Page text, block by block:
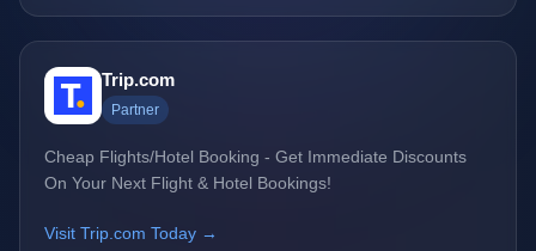
Trip.com
Partner
Cheap Flights/Hotel Booking - Get Immediate Discounts
On Your Next Flight & Hotel Bookings!
Visit Trip.com Today →